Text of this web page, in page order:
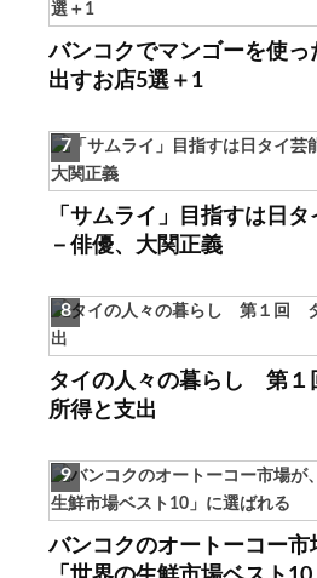
バンコクでマンゴーを使っ
出すお店5選＋1
「サムライ」目指すは日
－俳優、大関正義
タイの人々の暮らし 第
所得と支出
バンコクのオートーコー